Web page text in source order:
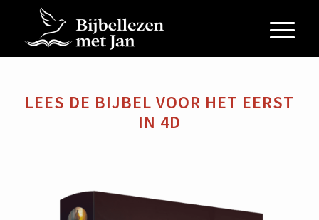
LEES DE BIJBEL VOOR HET EERST
IN 4D